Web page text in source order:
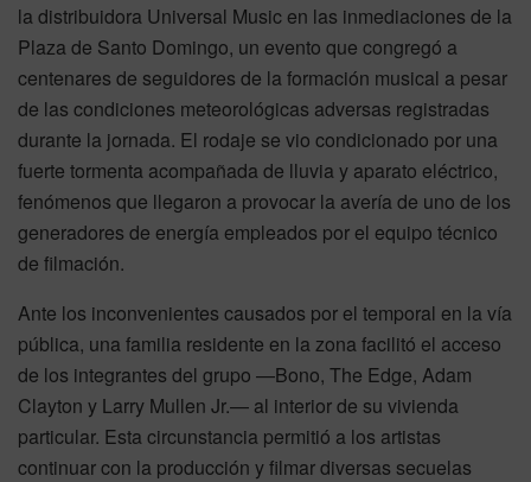
la distribuidora Universal Music en las inmediaciones de la
Plaza de Santo Domingo, un evento que congregó a
centenares de seguidores de la formación musical a pesar
de las condiciones meteorológicas adversas registradas
durante la jornada. El rodaje se vio condicionado por una
fuerte tormenta acompañada de lluvia y aparato eléctrico,
fenómenos que llegaron a provocar la avería de uno de los
generadores de energía empleados por el equipo técnico
de filmación.
Ante los inconvenientes causados por el temporal en la vía
pública, una familia residente en la zona facilitó el acceso
de los integrantes del grupo —Bono, The Edge, Adam
Clayton y Larry Mullen Jr.— al interior de su vivienda
particular. Esta circunstancia permitió a los artistas
continuar con la producción y filmar diversas secuelas